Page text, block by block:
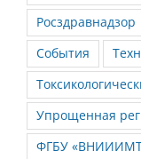
Упрощенная
ФГБУ
ФГБУ «ЦМИКЭЭ»
ускоренная